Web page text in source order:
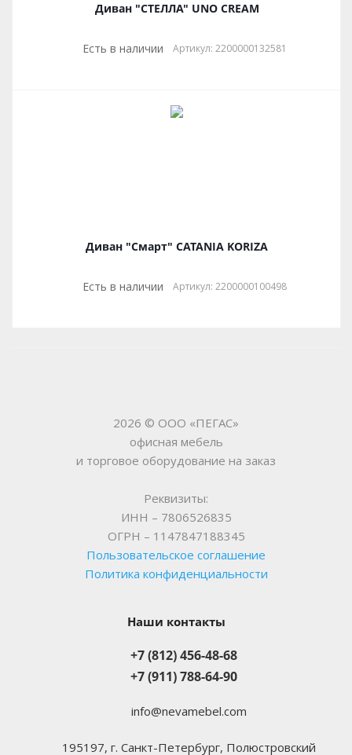
Диван "СТЕЛЛА" UNO CREAM
Есть в наличии Артикул: 2200000132581
Диван "Смарт" CATANIA KORIZA
Есть в наличии Артикул: 2200000100498
2026 © ООО «ПЕГАС»
офисная мебель
и торговое оборудование на заказ
Реквизиты:
ИНН – 7806526835
ОГРН – 1147847188345
Пользовательское соглашение
Политика конфиденциальности
Наши контакты
+7 (812) 456-48-68
+7 (911) 788-64-90
info@nevamebel.com
195197, г. Санкт-Петербург, Полюстровский